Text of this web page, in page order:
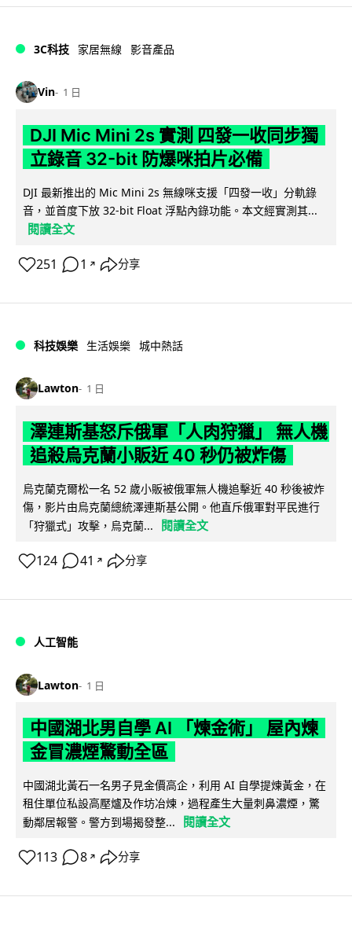
3C科技 家居無線 影音產品
Vin 1 日
DJI Mic Mini 2s 實測 四發一收同步獨
立錄音 32-bit 防爆咪拍片必備
DJI 最新推出的 Mic Mini 2s 無線咪支援「四發一收」分軌錄
音，並首度下放 32-bit Float 浮點內錄功能。本文經實測其...
閱讀全文
251 1 ↗ 分享
科技娛樂 生活娛樂 城中熱話
Lawton 1 日
澤連斯基怒斥俄軍「人肉狩獵」 無人機
追殺烏克蘭小販近 40 秒仍被炸傷
烏克蘭克爾松一名 52 歲小販被俄軍無人機追擊近 40 秒後被炸
傷，影片由烏克蘭總統澤連斯基公開。他直斥俄軍對平民進行
「狩獵式」攻擊，烏克蘭...
閱讀全文
124 41 ↗ 分享
人工智能
Lawton 1 日
中國湖北男自學 AI 「煉金術」 屋內煉
金冒濃煙驚動全區
中國湖北黃石一名男子見金價高企，利用 AI 自學提煉黃金，在
租住單位私設高壓爐及作坊冶煉，過程產生大量刺鼻濃煙，驚
動鄰居報警。警方到場揭發整...
閱讀全文
113 8 ↗ 分享